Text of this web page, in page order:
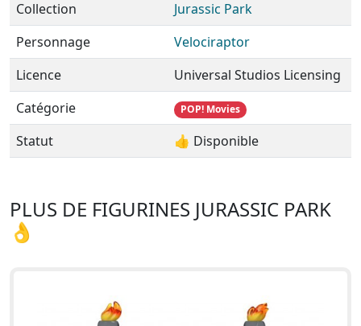
Collection
Jurassic Park
Personnage
Velociraptor
Licence
Universal Studios Licensing
Catégorie
POP! Movies
Statut 👍 Disponible
PLUS DE FIGURINES JURASSIC PARK
👌